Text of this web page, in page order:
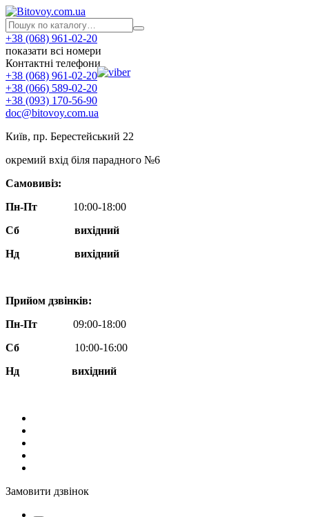
+38 (068) 961-02-20
показати всі номери
Контактні телефони
+38 (068) 961-02-20
+38 (066) 589-02-20
+38 (093) 170-56-90
doc@bitovoy.com.ua
Київ, пр. Берестейський 22
окремий вхід біля парадного №6
Самовивіз:
Пн-Пт
10:00-18:00
Сб
вихідний
Нд
вихідний
Прийом дзвінків:
Пн-Пт
09:00-18:00
Сб
10:00-16:00
Нд вихідний
Замовити дзвінок